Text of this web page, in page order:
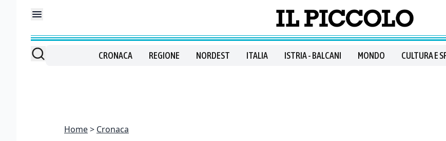
CRONACA REGIONE NORDEST ITALIA ISTRIA - BALCANI MONDO CULTURA E
Home Cronaca